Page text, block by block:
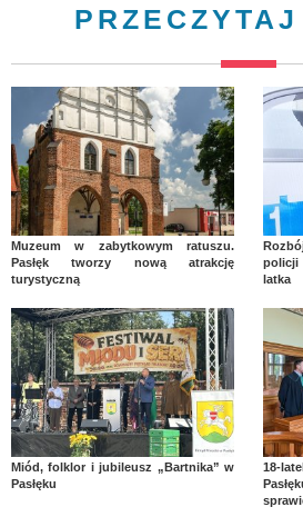
Muzeum w zabytkowym ratuszu.
Pasłęk tworzy nową atrakcję
turystyczną
policji
latka
Miód, folklor i jubileusz „Bartnika” w
Pasłęku
18-